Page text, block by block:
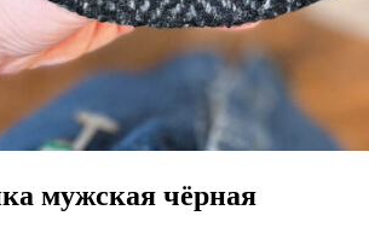
мужская чёрная